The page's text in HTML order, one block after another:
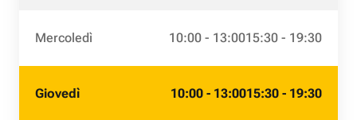
Mercoledì 10:00 - 13:0015:30 - 19:30
Giovedì 10:00 - 13:0015:30 - 19:30